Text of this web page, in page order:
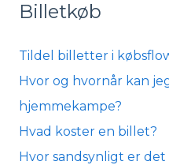
Billetkøb
Tildel billetter i
Hvor og hvornår kan
hjemmekampe?
Hvad koster en billet?
Hvor sandsynligt er